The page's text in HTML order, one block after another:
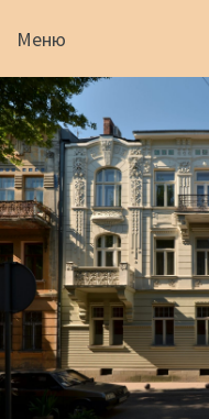
Меню